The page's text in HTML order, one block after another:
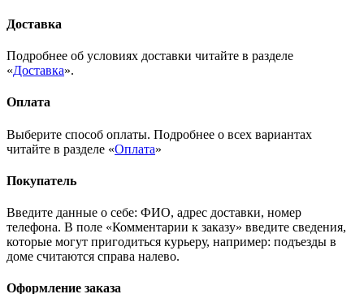
Доставка
Подробнее об условиях доставки читайте в разделе
«Доставка».
Оплата
Выберите способ оплаты. Подробнее о всех вариантах
читайте в разделе «Оплата»
Покупатель
Введите данные о себе: ФИО, адрес доставки, номер
телефона. В поле «Комментарии к заказу» введите сведения,
которые могут пригодиться курьеру, например: подъезды в
доме считаются справа налево.
Оформление заказа